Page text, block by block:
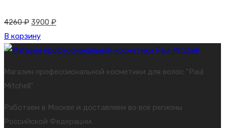
4260₽ Первоначальная
цена
составляла
3900 ₽Текущая
3900 ₽.
В корзину
Магазин профессиональной косметики для волос “Paul
Mitchell”
Работаем в Москве и доставляем во все регионы
Российской Федерации.